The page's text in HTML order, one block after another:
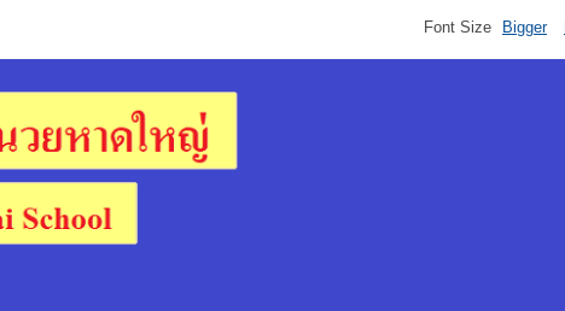
Font Size Bigger